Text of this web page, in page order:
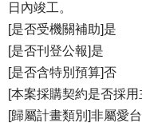
日內竣工。
[是否受機關補助]是
[是否刊登公報]是
[是否含特別預算]否
[本案採購契約是否採
[歸屬計畫類別]非屬愛